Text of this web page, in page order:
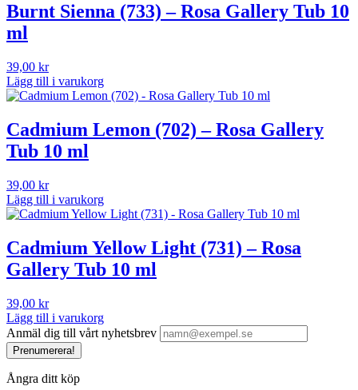
Burnt Sienna (733) – Rosa Gallery Tub 10
ml
39,00 kr
Lägg till i varukorg
Cadmium Lemon (702) – Rosa Gallery
Tub 10 ml
39,00 kr
Lägg till i varukorg
Cadmium Yellow Light (731) – Rosa
Gallery Tub 10 ml
39,00 kr
Lägg till i varukorg
Anmäl dig till vårt nyhetsbrev
Prenumerera!
Ångra ditt köp